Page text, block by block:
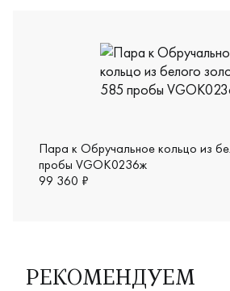
Пара к Обручальное кольцо из
пробы VGOK0236ж
99 360 ₽
РЕКОМЕНДУЕМ